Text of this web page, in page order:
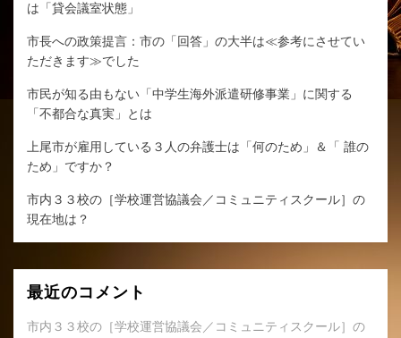
は「貸会議室状態」
市長への政策提言：市の「回答」の大半は≪参考にさせてい
ただきます≫でした
市民が知る由もない「中学生海外派遣研修事業」に関する
「不都合な真実」とは
上尾市が雇用している３人の弁護士は「何のため」＆「 誰の
ため」ですか？
市内３３校の［学校運営協議会／コミュニティスクール］の
現在地は？
最近のコメント
市内３３校の［学校運営協議会／コミュニティスクール］の